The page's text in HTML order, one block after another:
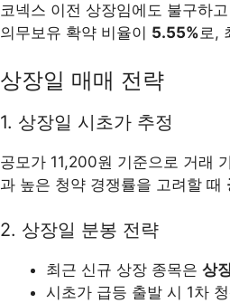
코넥스 이전 상장임에도 불구하
의무보유 확약 비율이 5.55%로,
상장일 매매 전략
1. 상장일 시초가 추정
공모가 11,200원 기준으로 거래
과 높은 청약 경쟁률을 고려할 때
2. 상장일 분봉 전략
최근 신규 상장 종목은 상
시초가 급등 출발 시 1차